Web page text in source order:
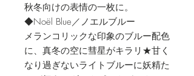
秋冬向けの表情の一枚に。
◆Noël Blue／ノエルブルー
メランコリックな印象のブルー配色
に、真冬の空に彗星がキラリ★甘く
なり過ぎないライトブルーに妖精た